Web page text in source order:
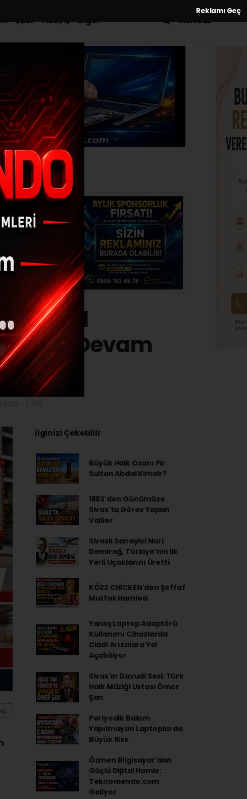
Reklamı Geç
Spor Asayiş Diğer MENÜ
Devam
İlginizi Çekebilir
Büyük Halk Ozanı Pir
Sultan Abdal Kimdir?
1882'den Günümüze
Sivas'ta Görev Yapan
Valiler
Sivaslı Sanayici Nuri
Demirağ, Türkiye’nin İlk
Yerli Uçaklarını Üretti
KÖZZ CHİCKEN'den Şeffaf
Mutfak Hamlesi
Yanlış Laptop Adaptörü
Kullanımı Cihazlarda
Ciddi Arızalara Yol
Açabiliyor
Sivas'ın Davudi Sesi: Türk
Halk Müziği Ustası Ömer
Şan
Periyodik Bakım
Yapılmayan Laptoplarda
Büyük Risk
Özmen Bilgisayar'dan
Güçlü Dijital Hamle:
Teknomendo.com
Geliyor